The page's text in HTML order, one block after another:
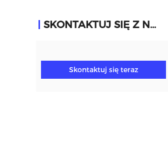
SKONTAKTUJ SIĘ Z NAMI
Skontaktuj się teraz